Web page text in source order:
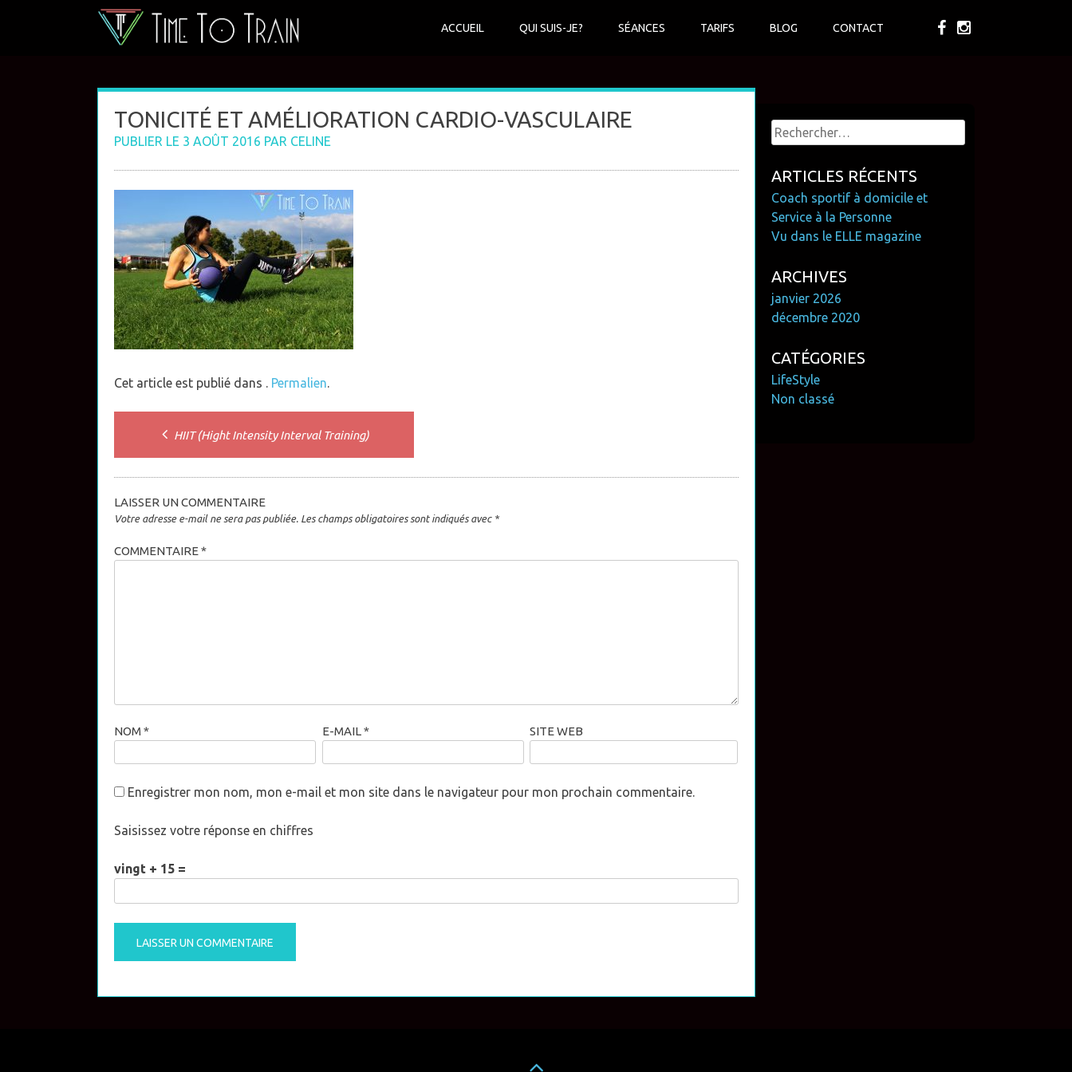
ACCUEIL QUI SUIS-JE? SÉANCES TARIFS BLOG CONTACT
TONICITÉ ET AMÉLIORATION CARDIO-VASCULAIRE
PUBLIER LE 3 AOÛT 2016 PAR CELINE
Cet article est publié dans . Permalien.
Post
navigation
HIIT (Hight Intensity Interval Training)
LAISSER UN COMMENTAIRE
Votre adresse e-mail ne sera pas publiée. Les champs obligatoires sont indiqués avec *
COMMENTAIRE *
NOM * E-MAIL* SITE WEB
Enregistrer mon nom, mon e-mail et mon site dans le navigateur pour mon prochain commentaire.
Saisissez votre réponse en chiffres
vingt + 15 =
Rechercher :
ARTICLES RÉCENTS
Coach sportif à domicile et
Service à la Personne
Vu dans le ELLE magazine
ARCHIVES
janvier 2026
décembre 2020
CATÉGORIES
LifeStyle
Non classé